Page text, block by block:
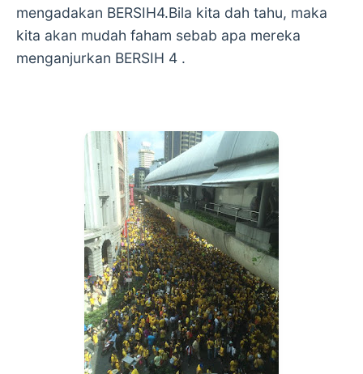
mengadakan BERSIH4.Bila kita dah tahu, maka
kita akan mudah faham sebab apa mereka
menganjurkan BERSIH 4 .